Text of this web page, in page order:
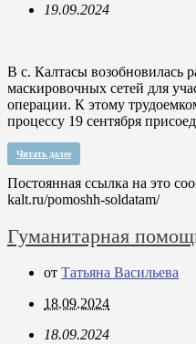
19.09.2024
В с. Калтасы возобновилась
маскировочных сетей для
операции. К этому
процессу 19 сентября
Читать далее
Постоянная ссылка на это
kalt.ru/pomoshh-soldatam/
Гуманитарная
от Татьяна Васильева
18.09.2024
18.09.2024